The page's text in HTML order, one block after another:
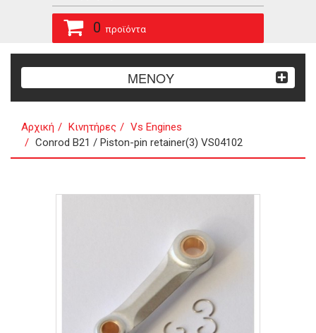
0 προϊόντα
ΜΕΝΟΥ
Αρχική Κινητήρες
Vs Engines
Conrod B21 / Piston-pin retainer(3) VS04102